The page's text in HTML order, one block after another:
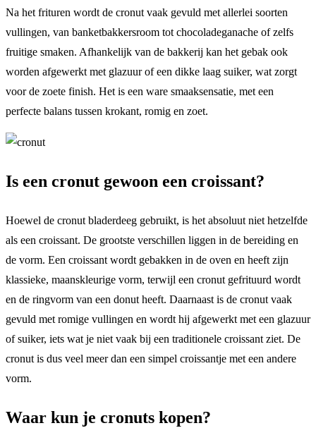
Na het frituren wordt de cronut vaak gevuld met allerlei soorten
vullingen, van banketbakkersroom tot chocoladeganache of zelfs
fruitige smaken. Afhankelijk van de bakkerij kan het gebak ook
worden afgewerkt met glazuur of een dikke laag suiker, wat zorgt
voor de zoete finish. Het is een ware smaaksensatie, met een
perfecte balans tussen krokant, romig en zoet.
Is een cronut gewoon een croissant?
Hoewel de cronut bladerdeeg gebruikt, is het absoluut niet hetzelfde
als een croissant. De grootste verschillen liggen in de bereiding en
de vorm. Een croissant wordt gebakken in de oven en heeft zijn
klassieke, maanskleurige vorm, terwijl een cronut gefrituurd wordt
en de ringvorm van een donut heeft. Daarnaast is de cronut vaak
gevuld met romige vullingen en wordt hij afgewerkt met een glazuur
of suiker, iets wat je niet vaak bij een traditionele croissant ziet. De
cronut is dus veel meer dan een simpel croissantje met een andere
vorm.
Waar kun je cronuts kopen?